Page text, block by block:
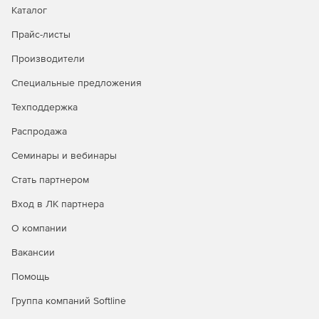
закладке отображаются все его заявки.
Отчеты
все операции с оборудованием и расходными
номерного расходного материала. Всего текущая
Работа по сети
дополнительного ПО и сложных настроек. Просто
положите файл базы данных на сервер и откройте ее
будет сохранен в реестре и при следующем запуске
Многопользовательский режим
уровнем доступа как к отдельным возможностям
Каталог
Прайс-листы
Производители
Специальные предложения
Техподдержка
Распродажа
Семинары и вебинары
Стать партнером
Вход в ЛК партнера
О компании
Вакансии
Помощь
Группа компаний Softline